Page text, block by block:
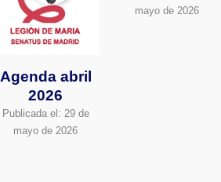
Agenda abril
2026
Publicada el: 29 de
mayo de 2026
mayo de 2026